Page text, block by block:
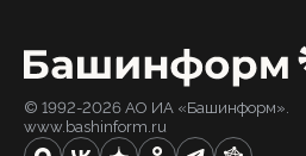
© 1992-2026 АО ИА «Башинформ».
www.bashinform.ru